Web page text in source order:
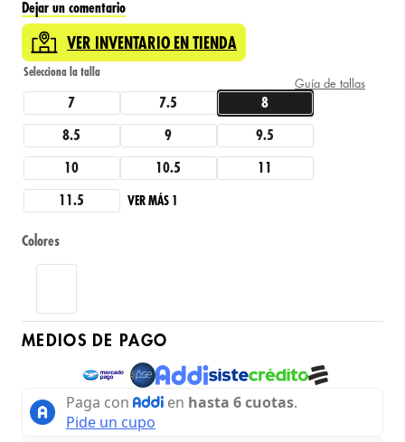
5. gorras
Dejar un comentario
VER INVENTARIO EN TIENDA
Guía de tallas
7 7.5 8
8.5 9 9.5
10 10.5 11
11.5 VER MÁS 1
Colores
MEDIOS DE PAGO